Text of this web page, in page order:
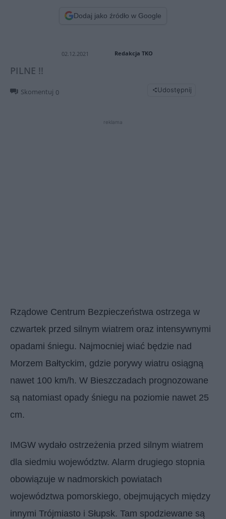
Dodaj jako źródło w Google
02.12.2021 Redakcja TKO
PILNE !!
Skomentuj 0 Udostępnij
reklama
Rządowe Centrum Bezpieczeństwa ostrzega w
czwartek przed silnym wiatrem oraz intensywnymi
opadami śniegu. Najmocniej wiać będzie nad
Morzem Bałtyckim, gdzie porywy wiatru osiągną
nawet 100 km/h. W Bieszczadach prognozowane
są natomiast opady śniegu na poziomie nawet 25
cm.
IMGW wydało ostrzeżenia przed silnym wiatrem
dla siedmiu województw. Alarm drugiego stopnia
obowiązuje w nadmorskich powiatach
województwa pomorskiego, obejmujących między
innymi Trójmiasto i Słupsk. Tam spodziewane są